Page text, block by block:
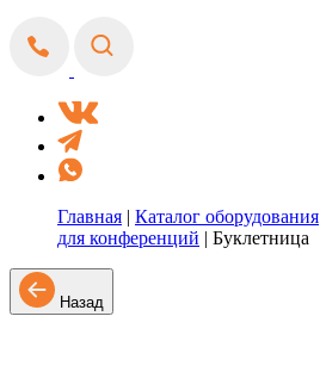
Главная | Каталог оборудования
для конференций | Буклетница
Назад